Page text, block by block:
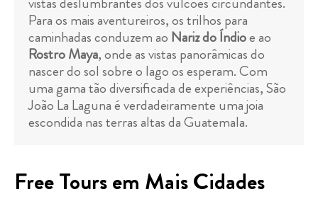
Para os mais aventureiros, os trilhos para
caminhadas conduzem ao Nariz do Índioe ao
Rostro Maya, onde as vistas panorâmicas do
nascer do sol sobre o lago os esperam. Com
uma gama tão diversificada de experiências, São
João La Laguna é verdadeiramente uma joia
escondida nas terras altas da Guatemala.
Free Tours em Mais Cidades